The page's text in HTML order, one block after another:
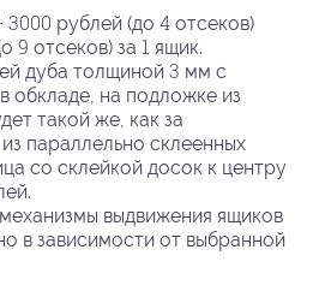
3000 рублей (до 4 отсеков)
9 отсеков) за 1 ящик.
дуба толщиной 3 мм с
обкладе, на подложке из
такой же, как за
параллельно склеенных
со склейкой досок к центру
выдвижения ящиков
в зависимости от выбранной